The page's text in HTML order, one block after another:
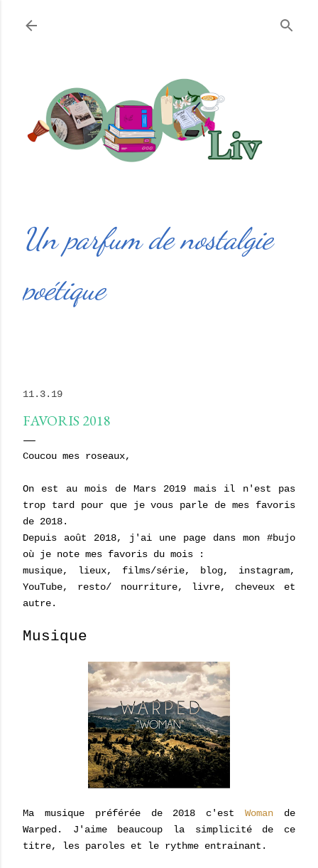
Un parfum de nostalgie
poétique
11.3.19
FAVORIS 2018
Coucou mes roseaux,
On est au mois de Mars 2019 mais il n'est pas
trop tard pour que je vous parle de mes favoris
de 2018.
Depuis août 2018, j'ai une page dans mon #bujo
où je note mes favoris du mois :
musique, lieux, films/série, blog, instagram,
YouTube, resto/ nourriture, livre, cheveux et
autre.
Musique
Ma musique préférée de 2018 c'estWoman de
Warped. J'aime beaucoup la simplicité de ce
titre, les paroles et le rythme entrainant.